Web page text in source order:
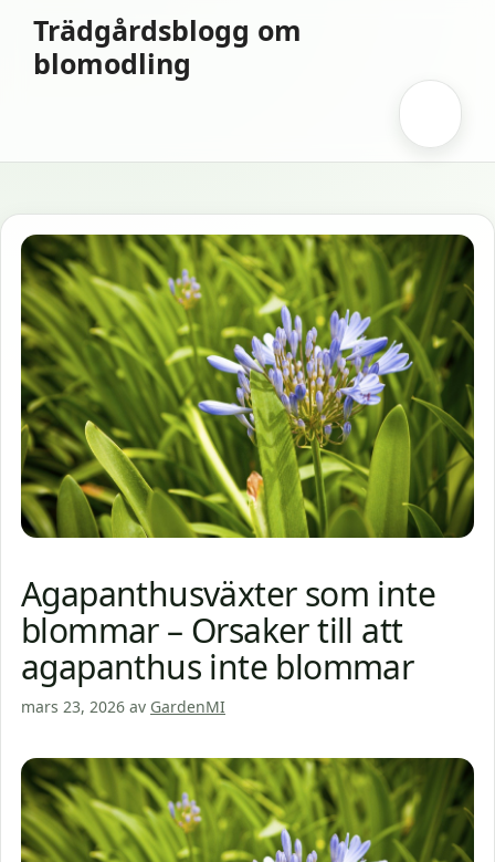
innehåll
Trädgårdsblogg om
blomodling
Agapanthusväxter som inte
blommar – Orsaker till att
agapanthus inte blommar
mars 23, 2026 av GardenMI